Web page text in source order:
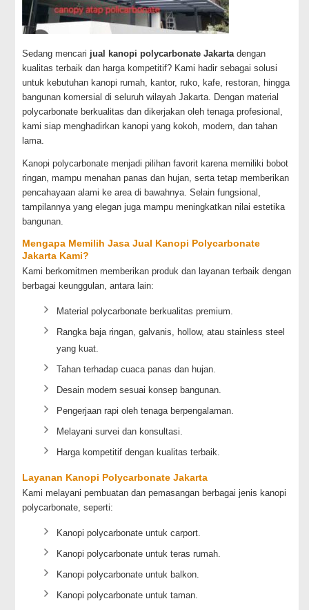
Sedang mencari jual kanopi polycarbonate Jakartadengan
kualitas terbaik dan harga kompetitif? Kami hadir sebagai solusi
untuk kebutuhan kanopi rumah, kantor, ruko, kafe, restoran, hingga
bangunan komersial di seluruh wilayah Jakarta. Dengan material
polycarbonate berkualitas dan dikerjakan oleh tenaga profesional,
kami siap menghadirkan kanopi yang kokoh, modern, dan tahan
lama.
Kanopi polycarbonate menjadi pilihan favorit karena memiliki bobot
ringan, mampu menahan panas dan hujan, serta tetap memberikan
pencahayaan alami ke area di bawahnya. Selain fungsional,
tampilannya yang elegan juga mampu meningkatkan nilai estetika
bangunan.
Mengapa Memilih Jasa Jual Kanopi Polycarbonate
Jakarta Kami?
Kami berkomitmen memberikan produk dan layanan terbaik dengan
berbagai keunggulan, antara lain:
Material polycarbonate berkualitas premium.
Rangka baja ringan, galvanis, hollow, atau stainless steel
yang kuat.
Tahan terhadap cuaca panas dan hujan.
Desain modern sesuai konsep bangunan.
Pengerjaan rapi oleh tenaga berpengalaman.
Melayani survei dan konsultasi.
Harga kompetitif dengan kualitas terbaik.
Layanan Kanopi Polycarbonate Jakarta
Kami melayani pembuatan dan pemasangan berbagai jenis kanopi
polycarbonate, seperti:
Kanopi polycarbonate untuk carport.
Kanopi polycarbonate untuk teras rumah.
Kanopi polycarbonate untuk balkon.
Kanopi polycarbonate untuk taman.